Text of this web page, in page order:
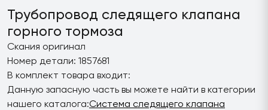
Трубопровод следящего клапана
горного тормоза
Скания оригинал
Номер детали: 1857681
В комплект товара входит:
Данную запасную часть вы можете найти в категории
нашего каталога:Система следящего клапана